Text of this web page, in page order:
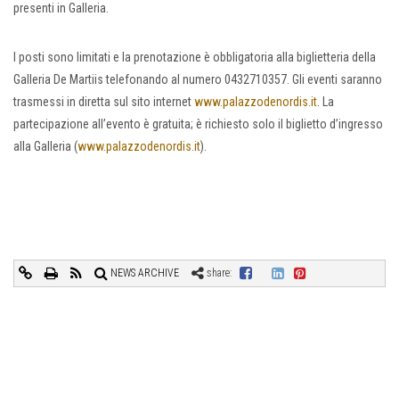
presenti in Galleria.
I posti sono limitati e la prenotazione è obbligatoria alla biglietteria della
Galleria De Martiis telefonando al numero 0432710357. Gli eventi saranno
trasmessi in diretta sul sito internetwww.palazzodenordis.it. La
partecipazione all’evento è gratuita; è richiesto solo il biglietto d’ingresso
alla Galleria (www.palazzodenordis.it).
NEWS ARCHIVE share: